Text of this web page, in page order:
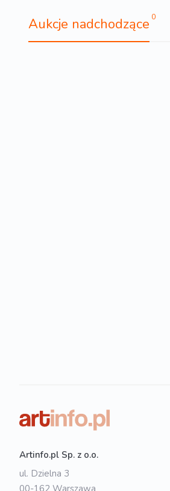
Aukcje nadchodzące 0
Artinfo.pl Sp. z o.o.
ul. Dzielna 3
00-162 Warszawa